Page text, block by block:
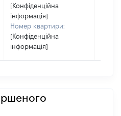
[Конфіденційна
інформація]
Номер квартири:
[Конфіденційна
інформація]